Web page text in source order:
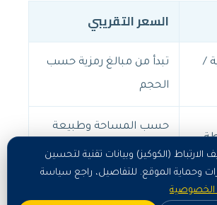
السعر التقريبي
/
تبدأ من مبالغ رمزية حسب
الحجم
حسب المساحة وطبيعة
العمل
/
(الكوكيز) وبيانات تقنية لتحسين
وحماية الموقع. للتفاصيل، راجع سياسة